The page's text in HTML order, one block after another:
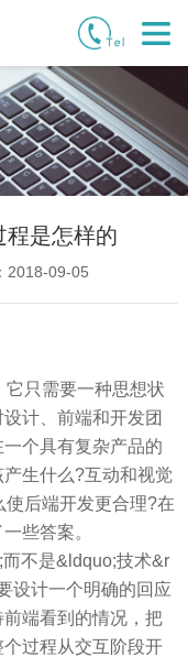
程是怎样的
09-05
只需要一种思想状
计、前端和开发团
个具有复杂产品的
生什么?互动和视觉
后端开发更合理?在
些答案。
不是&ldquo;技术&r
设计一个明确的回应
端看到的情况，把
过程从交互阶段开